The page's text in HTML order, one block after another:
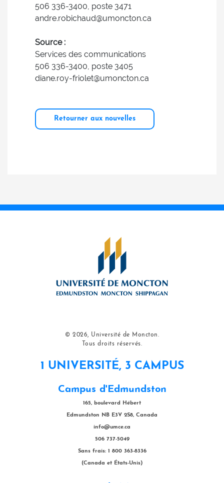
506 336-3400, poste 3471
andre.robichaud@umoncton.ca
Source :
Services des communications
506 336-3400, poste 3405
diane.roy-friolet@umoncton.ca
Retourner aux nouvelles
© 2026, Université de Moncton.
Tous droits réservés.
1 UNIVERSITÉ, 3 CAMPUS
Campus d'Edmundston
165, boulevard Hébert
Edmundston NB E3V 2S8, Canada
info@umce.ca
506 737-5049
Sans frais: 1 800 363-8336
(Canada et États-Unis)